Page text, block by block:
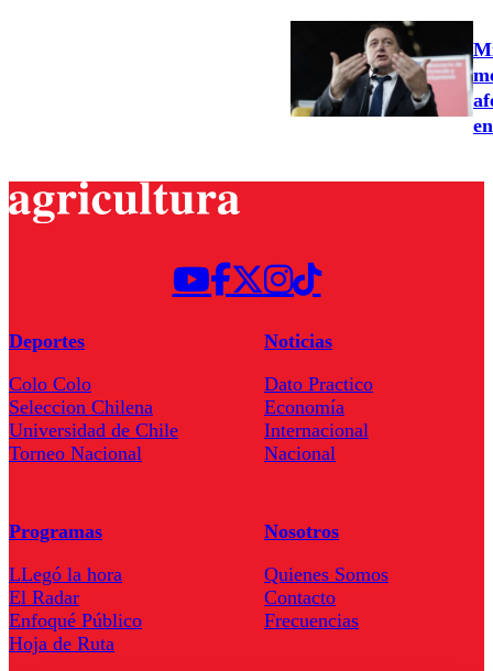
Deportes
Colo Colo
Seleccion Chilena
Universidad de Chile
Torneo Nacional
Noticias
Dato Practico
Economía
Internacional
Nacional
Programas
LLegó la hora
El Radar
Enfoqué Público
Hoja de Ruta
Nosotros
Quienes Somos
Contacto
Frecuencias